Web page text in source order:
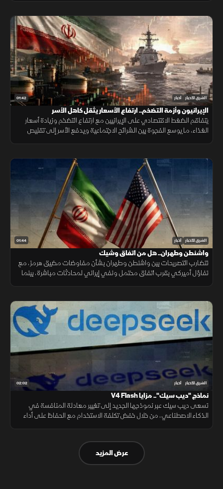
01:42 الشرق للأخبار أخبار
الإيرانيون وأزمة التضخم.. ارتفاع الأسعار يثقل كاهل الأسر
يتفاقم الضغط الاقتصادي على الإيرانيين مع ارتفاع التضخم وزيادة أسعار
الغذاء، ما يوسع الفجوة بين الشرائح الاجتماعية ويدفع الأسر إلى تقليص
01:44 الشرق للأخبار أخبار
واشنطن وطهران.. هل من اتفاق وشيك
تتضارب التصريحات بين واشنطن وطهران بشأن مفاوضات مضيق هرمز، مع
تفاؤل أميركي بقرب اتفاق محتمل ونفي إيراني لمحادثات مباشرة، بينما
02:02 الشرق للأخبار أخبار
نماذج "ديب سيك".. مزايا V4 Flash
تسعى ديب سيك عبر نموذجها الجديد إلى تغيير معادلة المنافسة في
الذكاء الاصطناعي، من خلال خفض تكلفة الاستخدام مع الحفاظ على أداء
عرض المزيد